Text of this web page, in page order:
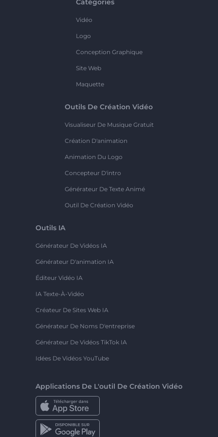
Catégories
Vidéo
Logo
Conception Graphique
Site Web
Maquette
Outils De Création Vidéo
Visualiseur De Musique Gratuit
Création D'animation
Animation Du Logo
Concepteur D'intro
Générateur De Texte Animé
Outil De Création Vidéo
Outils IA
Générateur De Vidéos IA
Générateur D'animation IA
Éditeur Vidéo IA
IA Texte-À-Vidéo
Créateur De Sites Web IA
Générateur De Noms D'entreprise
Générateur De Vidéos TikTok IA
Idées De Vidéos YouTube
Applications De L'outil De Création Vidéo